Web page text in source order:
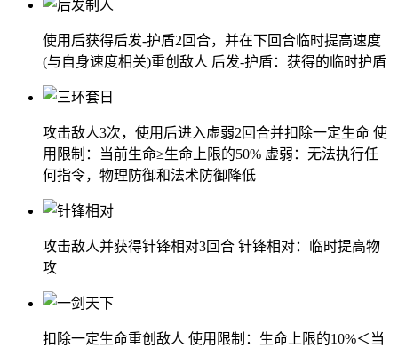
使用后获得后发-护盾2回合，并在下回合临时提高速度
(与自身速度相关)重创敌人 后发-护盾：获得的临时护盾
攻击敌人3次，使用后进入虚弱2回合并扣除一定生命 使
用限制：当前生命≥生命上限的50% 虚弱：无法执行任
何指令，物理防御和法术防御降低
攻击敌人并获得针锋相对3回合 针锋相对：临时提高物
攻
扣除一定生命重创敌人 使用限制：生命上限的10%＜当